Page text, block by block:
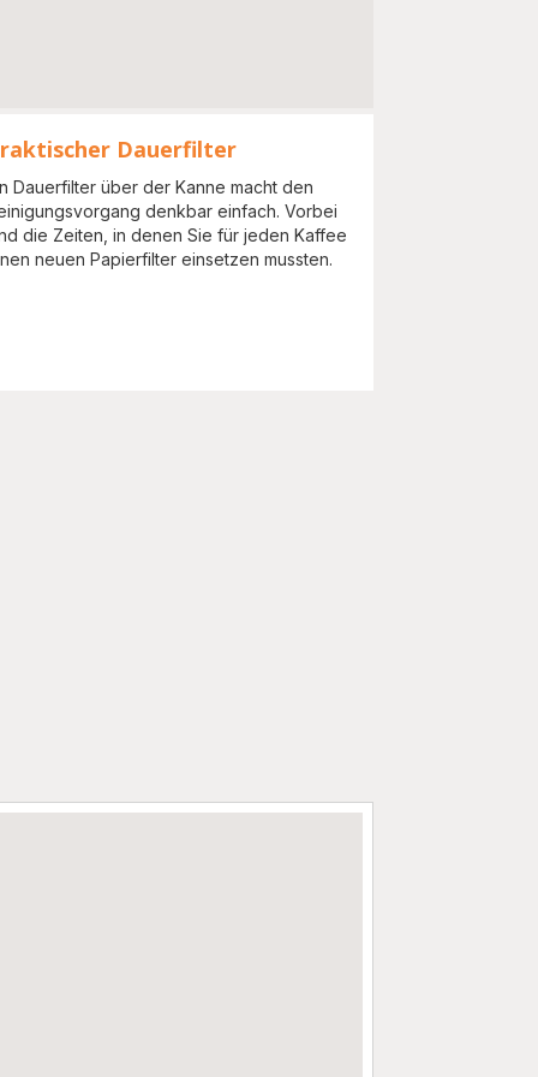
Dauerfilter
Dauerfilter über der Kanne macht den
denkbar einfach. Vorbei
die Zeiten, in denen Sie für jeden Kaffee
neuen Papierfilter einsetzen mussten.